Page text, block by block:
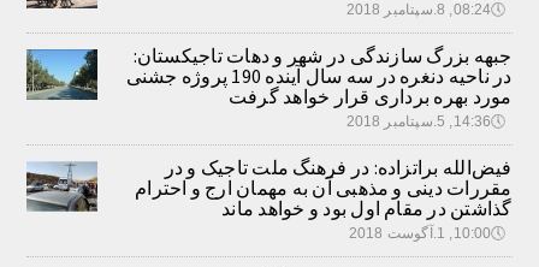
🕔08:24, 8.سپتامبر 2018
جبهه بزرگ سازندگی در شهر و دهات تاجیکستان:
در ناحیه دنغره در سه سال آینده 190 پروژه جشنی
مورد بهره برداری قرار خواهد گرفت
🕔14:36, 5.سپتامبر 2018
فیض‌الله براتزاده: در فرهنگ ملت تاجیک و در
مقررات دینی و مذهبی آن به مهمان ارج و احترام
گذاشتن در مقام اول بود و خواهد ماند
🕔10:00, 1.آگوست 2018